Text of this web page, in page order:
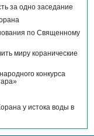
за одно заседание
по Священному
миру коранические
конкурса
у истока воды в